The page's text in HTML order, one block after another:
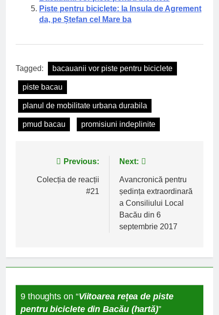
Piste pentru biciclete: la Insula de Agrement
da, pe Ștefan cel Mare ba
Tagged: bacauanii vor piste pentru biciclete
piste bacau
planul de mobilitate urbana durabila
pmud bacau promisiuni indeplinite
NavigarePrevious:
Colecția de reacții
#21
Next:
Avancronică pentru
ședința extraordinară
a Consiliului Local
Bacău din 6
septembrie 2017
9 thoughts on “Viitoarea rețea de piste
pentru biciclete din Bacău (hartă)”